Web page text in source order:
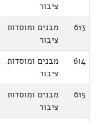
ציבור
613
מבנים ומוסדות
ציבור
614
מבנים ומוסדות
ציבור
615
מבנים ומוסדות
ציבור